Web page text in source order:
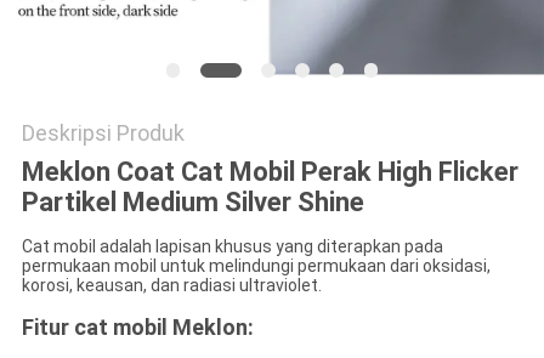
Deskripsi Produk
Meklon Coat Cat Mobil Perak High Flicker
Partikel Medium Silver Shine
Cat mobil adalah lapisan khusus yang diterapkan pada
permukaan mobil untuk melindungi permukaan dari oksidasi,
korosi, keausan, dan radiasi ultraviolet.
Fitur cat mobil Meklon: